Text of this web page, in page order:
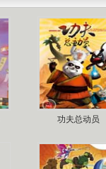
功夫总动员